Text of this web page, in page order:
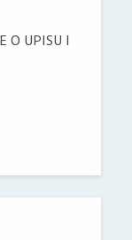
O UPISU I